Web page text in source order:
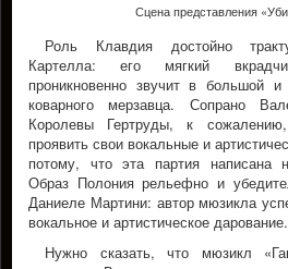
Сцена представления
Роль Клавдия достойно
Картелла: его мягкий
проникновенно звучит в большой
коварного мерзавца. Сопрано
Королевы Гертруды, к
проявить свои вокальные и
потому, что эта партия написана
Образ Полония рельефно и
Даниеле Мартини: автор мюзикла
вокальное и артистическое дарование.
Нужно сказать, что мюзикл